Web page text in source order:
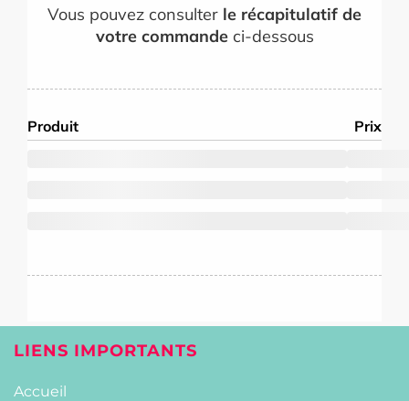
Vous pouvez consulter le récapitulatif de
votre commandeci-dessous
Produit Prix
LIENS IMPORTANTS
Accueil